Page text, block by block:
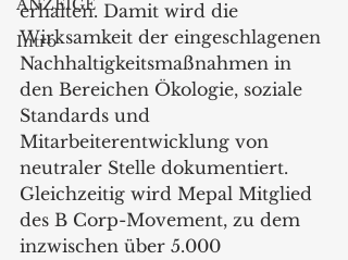
ANZEIGE
Intro
erhalten. Damit wird die
Wirksamkeit der eingeschlagenen
Nachhaltigkeitsmaßnahmen in
den Bereichen Ökologie, soziale
Standards und
Mitarbeiterentwicklung von
neutraler Stelle dokumentiert.
Gleichzeitig wird Mepal Mitglied
des B Corp-Movement, zu dem
inzwischen über 5.000